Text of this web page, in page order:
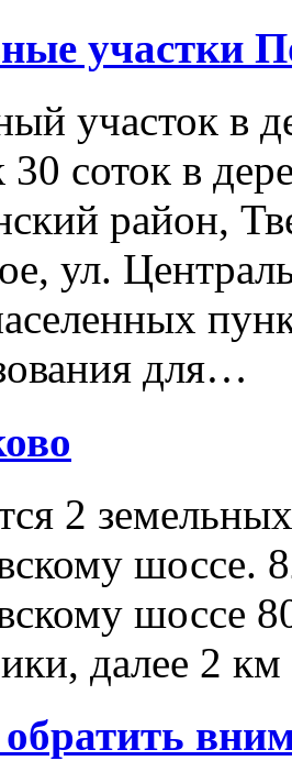
участки
участок в
30 соток в
район,
ул.
для…
2
шоссе
далее 2